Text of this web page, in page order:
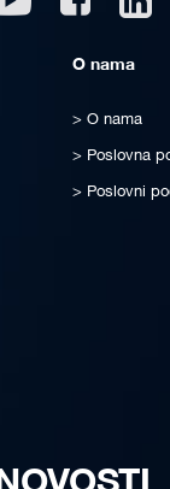
O nama
O nama
Poslovna
Poslovni